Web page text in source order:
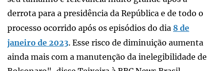
derrota para a presidência da República e de todo o
processo ocorrido após os episódios do dia 8 de
janeiro de 2023. Esse risco de diminuição aumenta
ainda mais com a manutenção da inelegibilidade de